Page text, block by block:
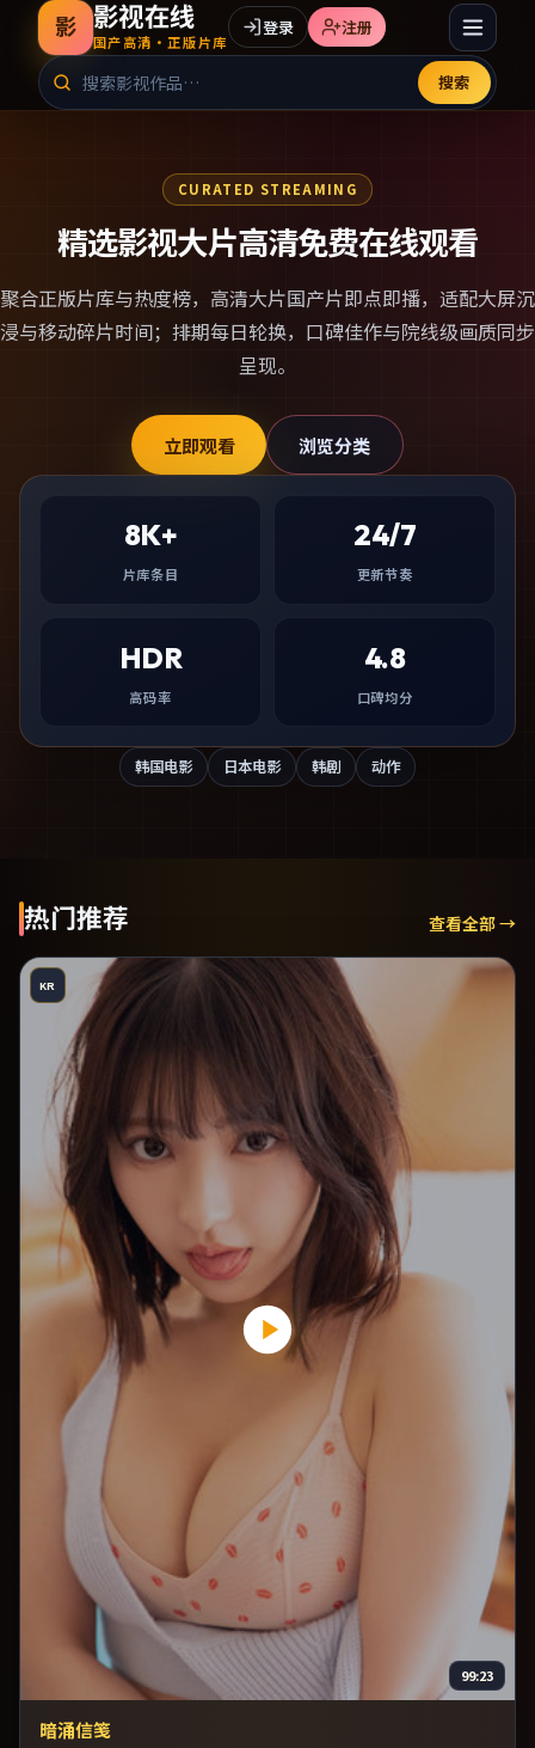
影 影视在线
国产高清·正版片库
搜索
登录 注册
CURATED STREAMING
精选影视大片高清免费在线观看
聚合正版片库与热度榜， 高清大片国产片即点即播，适配大屏沉
浸与移动碎片时间；排期每日轮换，口碑佳作与院线级画质同步
呈现。
立即观看 浏览分类
8K+
片库条目
24/7
更新节奏
HDR
高码率
4.8
口碑均分
韩国电影 日本电影 韩剧 动作
热门推荐 查看全部 →
KR
99:23
暗涌信笺